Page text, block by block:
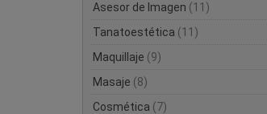
Asesor de Imagen (11)
Tanatoestética (11)
Maquillaje (9)
Masaje (8)
Cosmética (7)